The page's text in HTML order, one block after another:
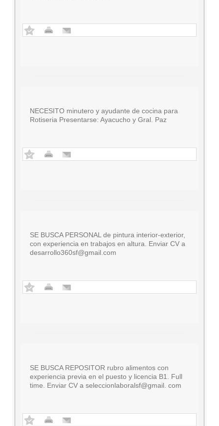
NECESITO minutero y ayudante de cocina para
Rotiseria Presentarse: Ayacucho y Gral. Paz
SE BUSCA PERSONAL de pintura interior-exterior,
con experiencia en trabajos en altura. Enviar CV a
desarrollo360sf@gmail.com
SE BUSCA REPOSITOR rubro alimentos con
experiencia previa en el puesto y licencia B1. Full
time. Enviar CV a seleccionlaboralsf@gmail. com